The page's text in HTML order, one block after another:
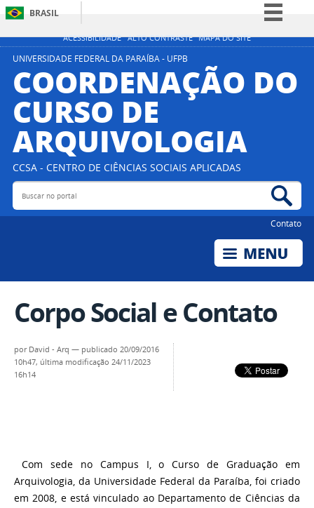
ACESSIBILIDADE ALTO CONTRASTE MAPA DO SITE
BRASIL
Simplifique!
Participe
Acesso à informação
Canais
UNIVERSIDADE FEDERAL DA PARAÍBA - UFPB
COORDENAÇÃO DO
CURSO DE
ARQUIVOLOGIA
CCSA - CENTRO DE CIÊNCIAS SOCIAIS APLICADAS
Buscar no portal
Contato
Corpo Social e Contato
por David - Arq — publicado 20/09/2016
10h47, última modificação 24/11/2023
16h14
Com sede no Campus I, o Curso de Graduação em
Arquivologia, da Universidade Federal da Paraíba, foi criado
em 2008, e está vinculado ao Departamento de Ciências da